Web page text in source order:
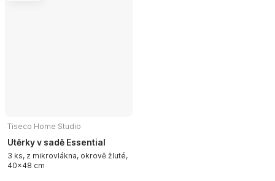
Tiseco Home Studio
Utěrky v sadě Essential
3 ks, z mikrovlákna, okrově žluté,
40x48 cm